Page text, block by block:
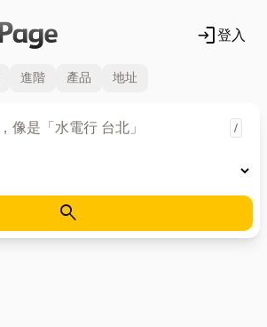
login登入
進階 產品 地址
/
search